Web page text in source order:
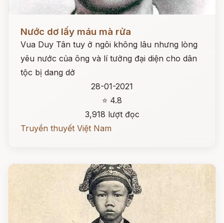
Nước dơ lấy máu mà rửa
Vua Duy Tân tuy ở ngôi không lâu nhưng lòng
yêu nước của ông và lí tưởng đại diện cho dân
tộc bị dang dở
28-01-2021
⭐ 4.8
3,918 lượt đọc
Truyền thuyết Việt Nam